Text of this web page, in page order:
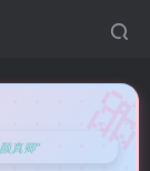
真卿"